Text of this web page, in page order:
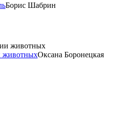
Борис Шабрин
животныхОксана Боронецкая